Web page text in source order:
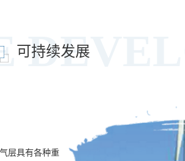
可持续发展
层具有各种重